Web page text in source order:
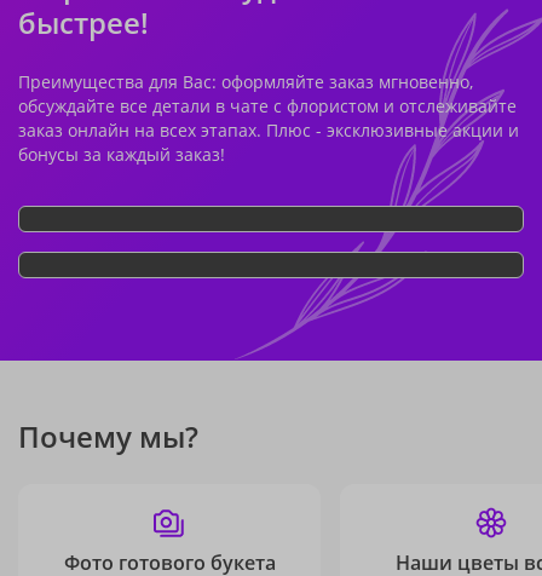
быстрее!
Преимущества для Вас: оформляйте заказ мгновенно,
обсуждайте все детали в чате с флористом и отслеживайте
заказ онлайн на всех этапах. Плюс - эксклюзивные акции и
бонусы за каждый заказ!
Почему мы?
Фото готового букета
Наши цветы